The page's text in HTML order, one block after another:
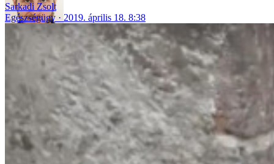
Sarkadi Zsolt
Egészségügy
2019. április 18. 8:38